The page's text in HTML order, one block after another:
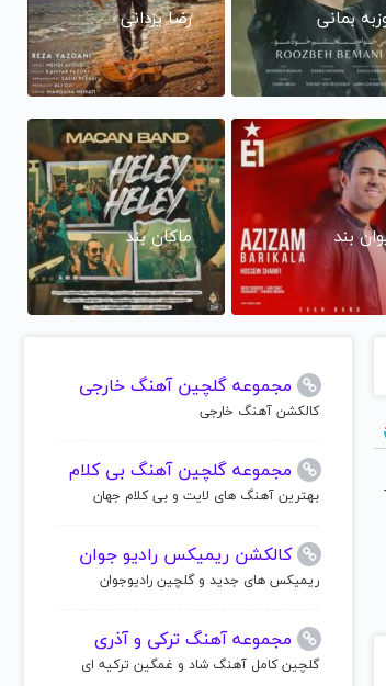
بمانی رضا یزدانی
بند ماکان بند
مجموعه گلچین آهنگ خارجی
کالکشن آهنگ خارجی
مجموعه گلچین آهنگ بی کلام
بهترین آهنگ های لایت و بی کلام جهان
کالکشن ریمیکس رادیو جوان
ریمیکس های جدید و گلچین رادیوجوان
مجموعه آهنگ ترکی و آذری
گلچین کامل آهنگ شاد و غمگین ترکیه ای